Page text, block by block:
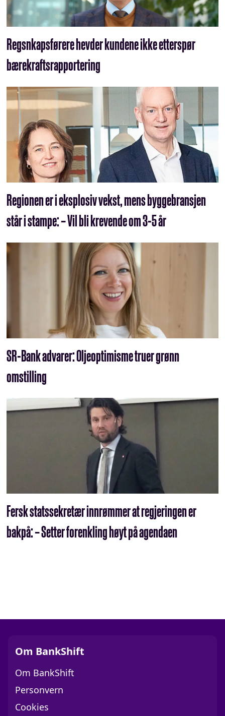
Regsnkapsførere hevder kundene ikke etterspør
bærekraftsrapportering
Regionen er i eksplosiv vekst, mens byggebransjen
står i stampe: – Vil bli krevende om 3-5 år
SR-Bank advarer: Oljeoptimisme truer grønn
omstilling
Fersk statssekretær innrømmer at regjeringen er
bakpå: – Setter forenkling høyt på agendaen
Om BankShift
Om BankShift
Personvern
Cookies